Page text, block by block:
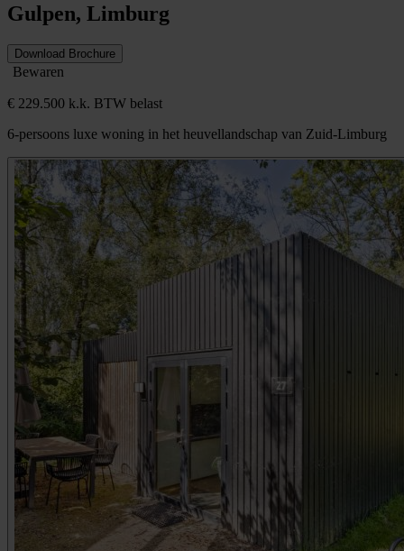
Gulpen, Limburg
Download Brochure
Bewaren
€ 229.500 k.k. BTW belast
6-persoons luxe woning in het heuvellandschap van Zuid-Limburg